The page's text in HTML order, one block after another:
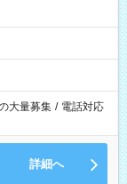
大量募集 / 電話対応
詳細へ